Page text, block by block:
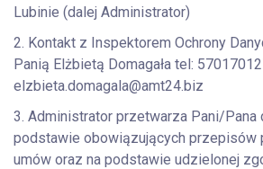
Lubinie (dalej Administrator)
2. Kontakt z Inspektorem Ochrony
Panią Elżbietą Domagała tel:
elzbieta.domagala@amt24.biz
3. Administrator przetwarza Pani/Pana
podstawie obowiązujących przepisów
umów oraz na podstawie udzielonej